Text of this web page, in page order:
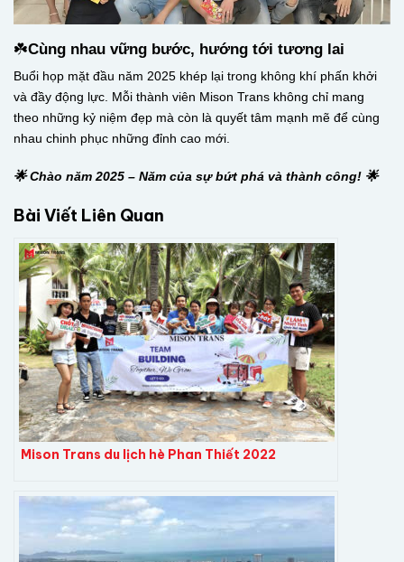
☘️Cùng nhau vững bước, hướng tới tương lai
Buổi họp mặt đầu năm 2025 khép lại trong không khí phấn khởi
và đầy động lực. Mỗi thành viên Mison Trans không chỉ mang
theo những kỷ niệm đẹp mà còn là quyết tâm mạnh mẽ để cùng
nhau chinh phục những đỉnh cao mới.
🌟 Chào năm 2025 – Năm của sự bứt phá và thành công! 🌟
Bài Viết Liên Quan
Mison Trans du lịch hè Phan Thiết 2022